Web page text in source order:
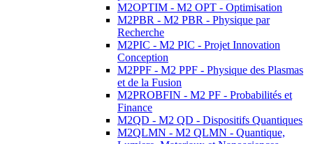
M2OPTIM - M2 OPT - Optimisation
M2PBR - M2 PBR - Physique par
Recherche
M2PIC - M2 PIC - Projet Innovation
Conception
M2PPF - M2 PPF - Physique des Plasmas
et de la Fusion
M2PROBFIN - M2 PF - Probabilités et
Finance
M2QD - M2 QD - Dispositifs Quantiques
M2QLMN - M2 QLMN - Quantique,